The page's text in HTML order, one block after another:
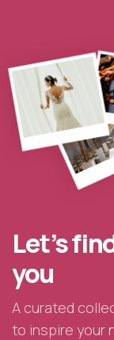
Let’s
you
A curated
to inspire your